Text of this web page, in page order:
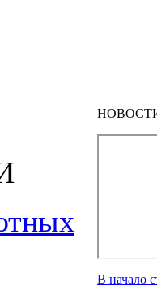
В начало